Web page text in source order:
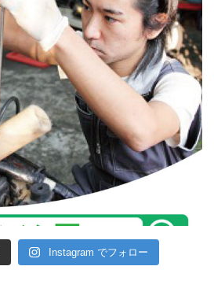
Instagram でフォロー